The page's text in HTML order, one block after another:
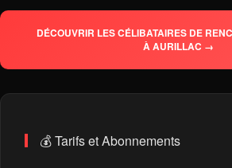
DÉCOUVRIR LES CÉLIBATAIRES DE
À AURILLAC →
💰 Tarifs et Abonnements